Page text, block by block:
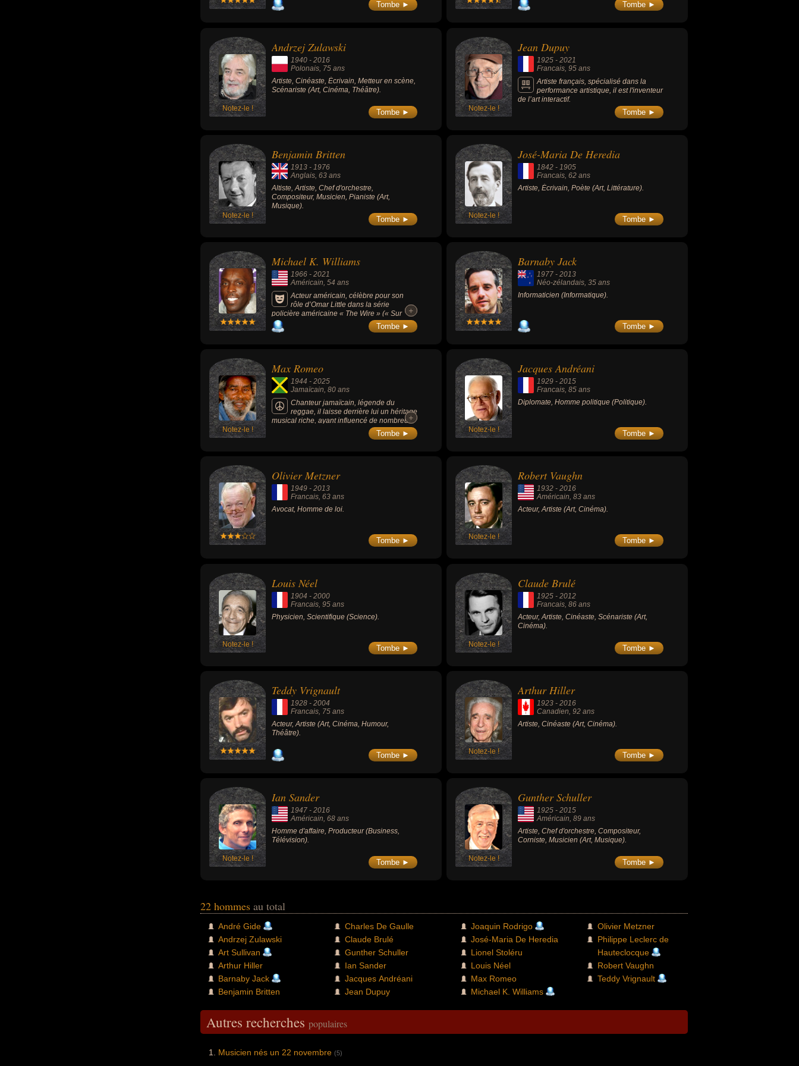
» impliquant la réconciliation franco-
commandement militaire de l'OTAN, oppose
un veto à l'entrée du Royaume-Uni dans la
Communauté européenne, soutient le «
Québec libre », condamne la guerre du Viêt
Nam et reconnaît la Chine communiste.
Tombe ► Tombe ►
Notez-le !
Andrzej Zulawski
1940 - 2016
Polonais , 75 ans
Artiste, Cinéaste, Écrivain, Metteur en scène,
Scénariste (Art, Cinéma, Théâtre).
Tombe ► Notez-le !
Jean Dupuy
1925 -2021
Francais , 95 ans
Artiste français, spécialisé dans la
performance artistique, il est l'inventeur
de l’art interactif.
Tombe ►
Notez-le !
Benjamin Britten
1913 - 1976
Anglais , 63 ans
Altiste, Artiste, Chef d'orchestre,
Compositeur, Musicien, Pianiste (Art,
Musique).
Tombe ► Notez-le !
José-Maria De Heredia
1842 - 1905
Francais , 62 ans
Artiste, Écrivain, Poète (Art, Littérature).
Tombe ►
Michael K. Williams
1966 - 2021
Américain, 54 ans
Acteur américain, célèbre pour son
rôle d’Omar Little dans la série
policière américaine « The Wire » (« Sur
Écoute » en français) diffusée entre 2002 et
2008.
+
+
Tombe ►
Barnaby Jack
1977 -2013
Néo-zélandais, 35 ans
Informaticien (Informatique).
Tombe ►
Notez-le !
Max Romeo
1944 - 2025
Jamaïcain, 80 ans
Chanteur jamaïcain, légende du
reggae, il laisse derrière lui un héritage
musical riche, ayant influencé de nombreux
artistes et contribué à populariser le reggae
à l'échelle mondiale.​ Son titre "Chase the
contemporaine.
+
+
Tombe ► Notez-le !
Jacques Andréani
1929 -2015
Francais, 85 ans
Diplomate, Homme politique (Politique).
Tombe ►
Olivier Metzner
1949 - 2013
Francais, 63 ans
Avocat, Homme de loi.
Tombe ► Notez-le !
Robert Vaughn
1932 -2016
Américain, 83 ans
Acteur, Artiste (Art, Cinéma).
Tombe ►
Notez-le !
Louis Néel
1904 - 2000
Francais , 95 ans
Physicien, Scientifique (Science).
Tombe ► Notez-le !
Claude Brulé
1925 -2012
Francais , 86 ans
Acteur, Artiste, Cinéaste, Scénariste (Art,
Cinéma).
Tombe ►
Teddy Vrignault
1928 - 2004
Francais , 75 ans
Acteur, Artiste (Art, Cinéma, Humour,
Théâtre).
Tombe ► Notez-le !
Arthur Hiller
1923 -2016
Canadien , 92 ans
Artiste, Cinéaste (Art, Cinéma).
Tombe ►
Notez-le !
Ian Sander
1947 - 2016
Américain, 68 ans
Homme d'affaire, Producteur (Business,
Télévision).
Tombe ► Notez-le !
Gunther Schuller
1925 -2015
Américain, 89 ans
Artiste, Chef d'orchestre, Compositeur,
Corniste, Musicien (Art, Musique).
Tombe ►
22 hommes au total
André Gide
Andrzej Zulawski
Art Sullivan
Arthur Hiller
Barnaby Jack
Benjamin Britten
Charles De Gaulle
Claude Brulé
Gunther Schuller
Ian Sander
Jacques Andréani
Jean Dupuy
Joaquin Rodrigo
José-Maria De Heredia
Lionel Stoléru
Louis Néel
Max Romeo
Michael K. Williams
Olivier Metzner
Philippe Leclerc de
Hauteclocque
Robert Vaughn
Teddy Vrignault
Autres recherches populaires
Musicien nés un 22 novembre (5)